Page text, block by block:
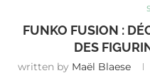
FUNKO FUSION :
DES
written by Maël Blaese